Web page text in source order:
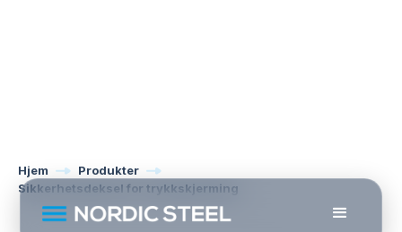
Hjem
Produkter
Sikkerhetsdeksel for trykkskjerming